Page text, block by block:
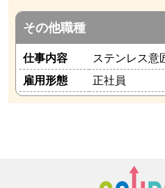
その他職種
仕事内容
ステンレス意
雇用形態
正社員